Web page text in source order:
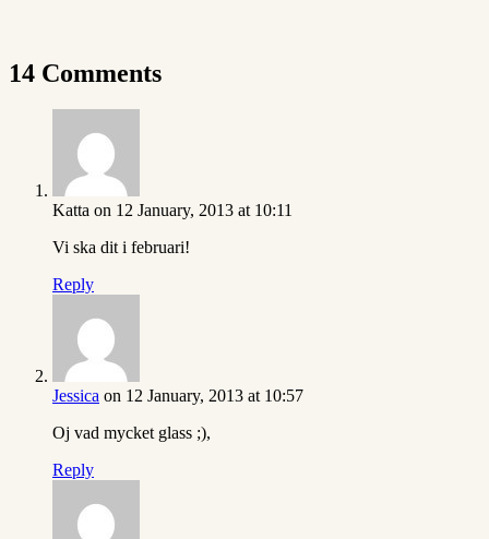
14 Comments
Katta on 12 January, 2013 at 10:11
Vi ska dit i februari!
Reply
Jessica on 12 January, 2013 at 10:57
Oj vad mycket glass ;),
Reply